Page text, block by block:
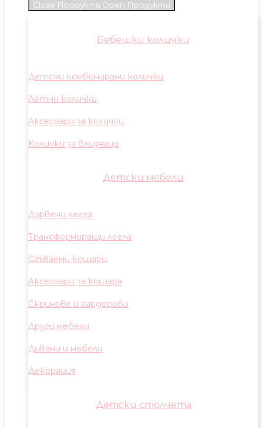
Close Продукти Open Продукти
Бебешки колички
Детски комбинирани колички
Летни колички
Аксесоари за колички
Колички за близнаци
Детски мебели
Дървени легла
Трансформиращи легла
Сгъваеми кошари
Аксесоари за кошара
Скринове и гардероби
Други мебели
Дивани и мебели
Декорация
Детски столчета